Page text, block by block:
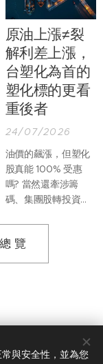
原油上漲≠裂
解利差上漲，
台塑化為首的
塑化標的更看
重後者
24/07/2026
油價的飆漲，但塑化
股真能 100% 受惠
嗎? 當然還牽涉籌
碼、集團股轉投資等
化股真正受惠的應該
是裂解利差。因為台
關成品的報價，其中
最為重要的就是中油
覽
與安全性，並為您